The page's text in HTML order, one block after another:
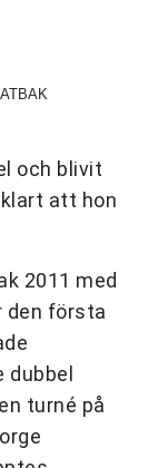
och blivit
att hon
2011 med
den första
dubbel
turné på